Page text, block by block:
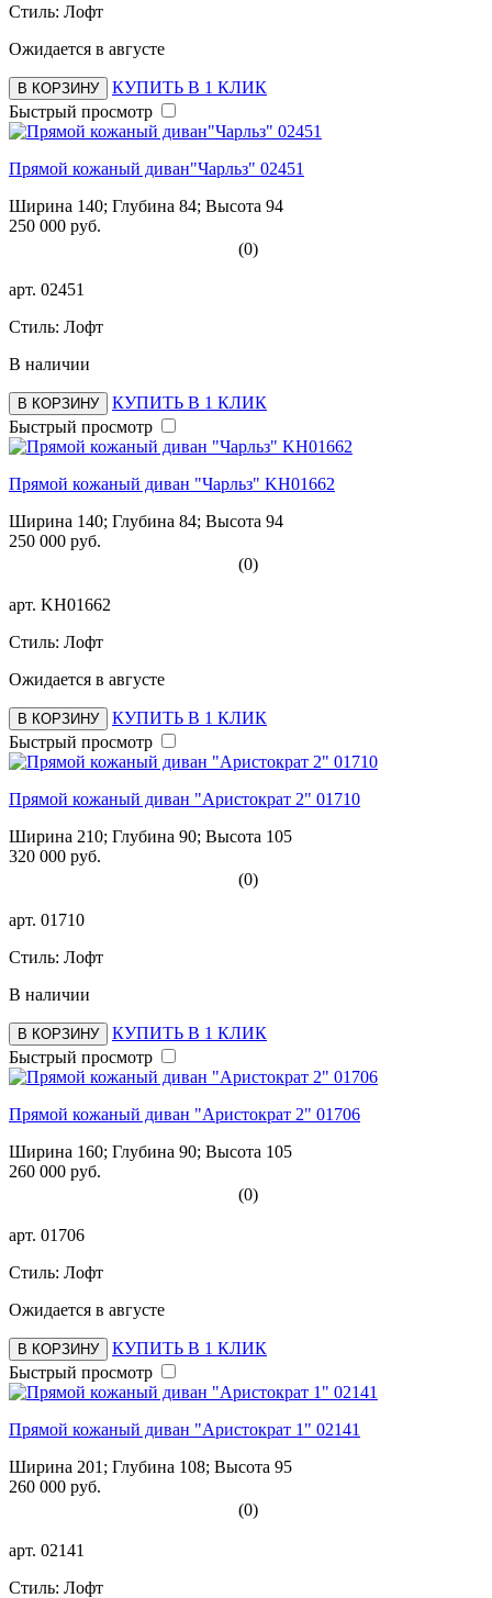
Стиль: Лофт
Ожидается в августе
В КОРЗИНУ
КУПИТЬ В 1 КЛИК
Быстрый просмотр
Прямой кожаный диван"Чарльз" 02451
Ширина 140; Глубина 84; Высота 94
250 000 руб.
(0)
арт. 02451
Стиль: Лофт
В наличии
В КОРЗИНУ
КУПИТЬ В 1 КЛИК
Быстрый просмотр
Прямой кожаный диван "Чарльз" KH01662
Ширина 140; Глубина 84; Высота 94
250 000 руб.
(0)
арт. KH01662
Стиль: Лофт
Ожидается в августе
В КОРЗИНУ
КУПИТЬ В 1 КЛИК
Быстрый просмотр
Прямой кожаный диван "Аристократ 2" 01710
Ширина 210; Глубина 90; Высота 105
320 000 руб.
(0)
арт. 01710
Стиль: Лофт
В наличии
В КОРЗИНУ
КУПИТЬ В 1 КЛИК
Быстрый просмотр
Прямой кожаный диван "Аристократ 2" 01706
Ширина 160; Глубина 90; Высота 105
260 000 руб.
(0)
арт. 01706
Стиль: Лофт
Ожидается в августе
В КОРЗИНУ
КУПИТЬ В 1 КЛИК
Быстрый просмотр
Прямой кожаный диван "Аристократ 1" 02141
Ширина 201; Глубина 108; Высота 95
260 000 руб.
(0)
арт. 02141
Стиль: Лофт